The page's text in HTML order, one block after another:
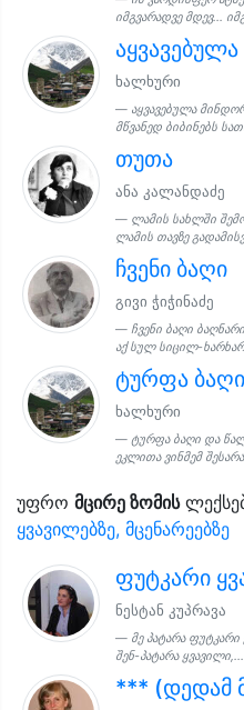
იმგვარადვე მდევ...
ხალხური
აყვავებულა
მწვანედ ბიბინებს
თუთა
ანა კალანდაძე
ლამის სახლში
ლამის თავზე
ჩვენი ბაღი
გივი ჭიჭინაძე
ჩვენი ბაღი
აქ სულ სიცილ-
ტურფა
ხალხური
ტურფა ბაღი და
ეკლითა ვინმემ
უფრო მცირე ზომის
ყვავილებზე, მცენარეებზე
ფუტკარი
ნესტან კუპრავა
მე პატარა ფუტკარი
შენ-პატარა ყვავილი,...
*** (დედამ